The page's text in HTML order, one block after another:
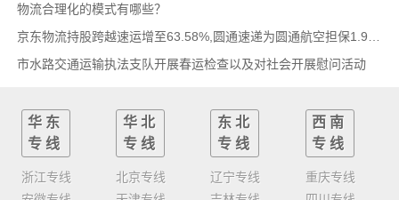
物流合理化的模式有哪些？
市水路交通运输执法支队开展春运检查以及对社会开展慰问活动
华东
专线
浙江专线
华北
专线
北京专线
东北
专线
辽宁专线
西南
专线
重庆专线